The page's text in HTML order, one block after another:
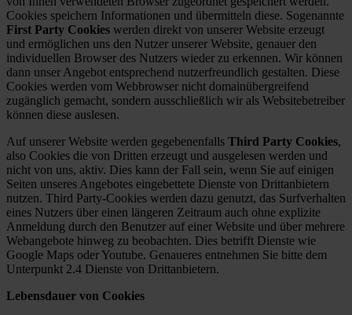
Cookies speichern Informationen und übermitteln diese. Sogenannte
First Party Cookies werden direkt von unserer Website erzeugt
und ermöglichen uns den Nutzer unserer Website, genauer den
individuellen Browser des Nutzers wieder zu erkennen. Wir können
dann unser Angebot entsprechend nutzerfreundlich gestalten. Diese
Cookies werden vom Webbrowser nicht domainübergreifend
zugänglich gemacht, sondern ausschließlich wir als Websitebetreiber
können diese auslesen.
Auf unserer Website werden gegebenenfalls Third Party Cookies,
also Cookies die von Dritten erzeugt und ausgelesen werden und
nicht von uns, aktiv. Dies kann der Fall sein, wenn Sie auf einigen
Seiten unseres Angebotes eingebettete Dienste von Drittanbietern
nutzen. Third Party-Cookies werden dazu genutzt, das Surfverhalten
eines Nutzers über einen längeren Zeitraum auch ohne explizite
Anmeldung durch den Benutzer auf einer Website und über mehrere
Webangebote hinweg zu beobachten. Dies betrifft Dienste wie
Google Maps oder Youtube. Genaueres entnehmen Sie bitte dem
Unterpunkt 2.4 Dienste von Drittanbietern.
Lebensdauer von Cookies